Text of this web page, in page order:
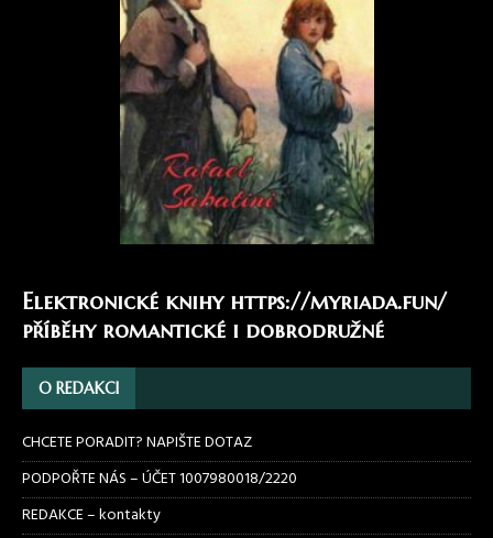
Elektronické knihy https://myriada.fun/
příběhy romantické i dobrodružné
O REDAKCI
CHCETE PORADIT? NAPIŠTE DOTAZ
PODPOŘTE NÁS – ÚČET 1007980018/2220
REDAKCE – kontakty